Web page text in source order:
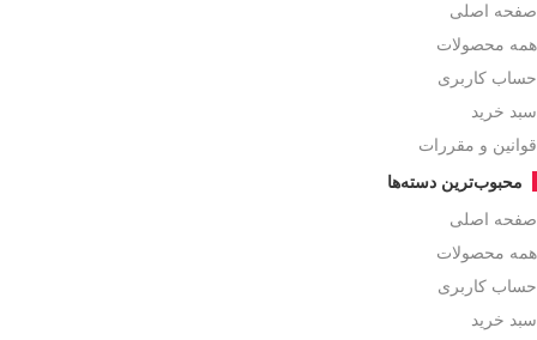
صفحه اصلی
همه محصولات
حساب کاربری
سبد خرید
قوانین و مقررات
محبوب‌ترین دسته‌ها
صفحه اصلی
همه محصولات
حساب کاربری
سبد خرید